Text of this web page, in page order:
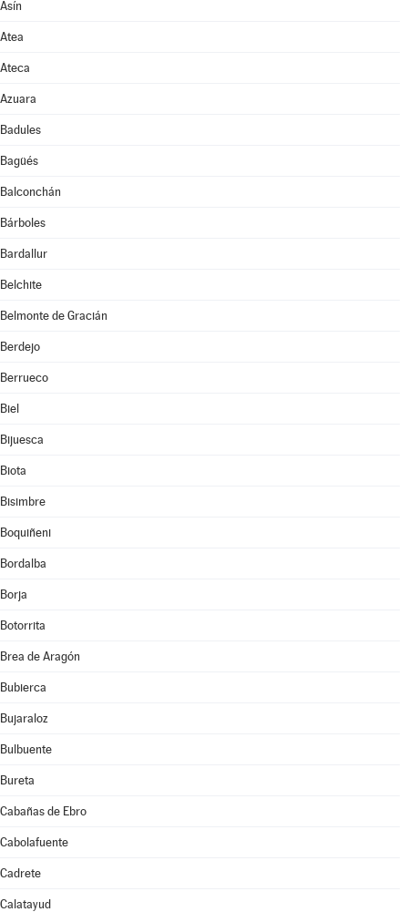
Asín
Atea
Ateca
Azuara
Badules
Bagüés
Balconchán
Bárboles
Bardallur
Belchite
Belmonte de Gracián
Berdejo
Berrueco
Biel
Bijuesca
Biota
Bisimbre
Boquiñeni
Bordalba
Borja
Botorrita
Brea de Aragón
Bubierca
Bujaraloz
Bulbuente
Bureta
Cabañas de Ebro
Cabolafuente
Cadrete
Calatayud